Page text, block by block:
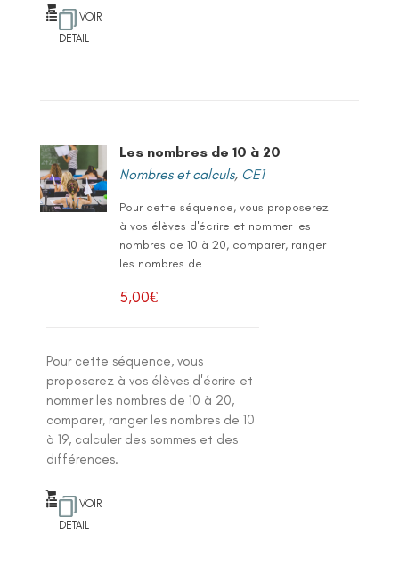
VOIR
DETAIL
Les nombres de 10 à 20
Nombres et calculs, CE1
Pour cette séquence, vous proposerez
à vos élèves d'écrire et nommer les
nombres de 10 à 20, comparer, ranger
les nombres de...
5,00€
Pour cette séquence, vous
proposerez à vos élèves d'écrire et
nommer les nombres de 10 à 20,
comparer, ranger les nombres de 10
à 19, calculer des sommes et des
différences.
VOIR
DETAIL